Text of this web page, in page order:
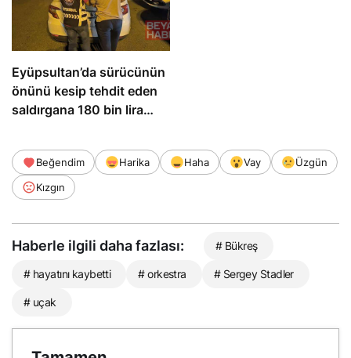
Eyüpsultan’da sürücünün
önünü kesip tehdit eden
saldırgana 180 bin lira
Beğendim Harika Haha Vay
Üzgün
Kızgın
Haberle ilgili daha fazlası: # Bükreş
# hayatını kaybetti # orkestra # Sergey Stadler
# uçak